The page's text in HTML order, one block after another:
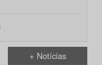
+ Notícias